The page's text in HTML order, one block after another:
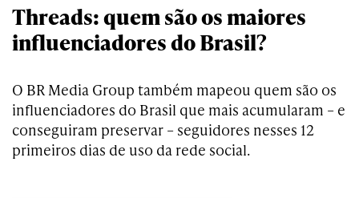
Threads: quem são os maiores
influenciadores do Brasil?
O BR Media Group também mapeou quem são os
influenciadores do Brasil que mais acumularam – e
conseguiram preservar – seguidores nesses 12
primeiros dias de uso da rede social.